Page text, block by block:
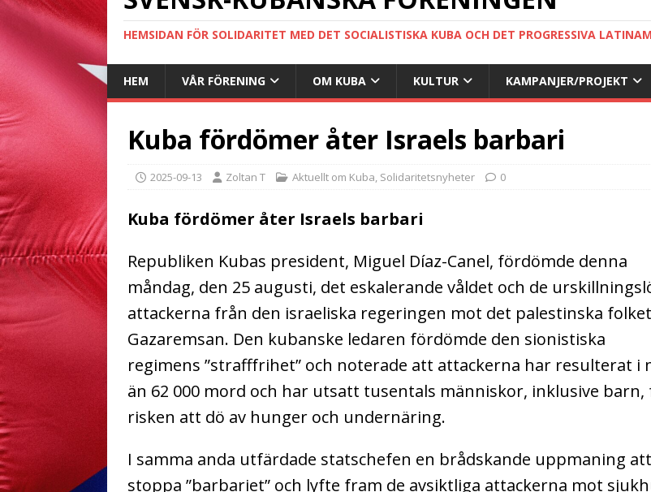
HEMSIDAN FÖR SOLIDARITET MED DET SOCIALISTISKA KUBA OCH DET PROGRESSIVA
HEM VÅR FÖRENING OM KUBA KULTUR KAMPANJER/PROJEKT
Kuba fördömer åter Israels barbari
2025-09-13 Zoltan T Aktuellt om Kuba, Solidaritetsnyheter 0
Kuba fördömer åter Israels barbari
Republiken Kubas president, Miguel Díaz-Canel, fördömde denna
måndag, den 25 augusti, det eskalerande våldet och de
attackerna från den israeliska regeringen mot det palestinska
Gazaremsan. Den kubanske ledaren fördömde den sionistiska
regimens ”strafffrihet” och noterade att attackerna har resulterat i
än 62 000 mord och har utsatt tusentals människor, inklusive barn,
risken att dö av hunger och undernäring.
I samma anda utfärdade statschefen en brådskande uppmaning att
stoppa ”barbariet” och lyfte fram de avsiktliga attackerna mot